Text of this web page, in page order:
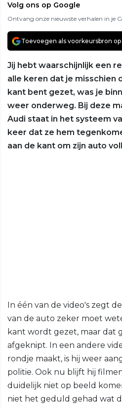
Volg ons op Google
Ontvang onze nieuwste verhalen in je
Toevoegen als voorkeursbron
Jij hebt waarschijnlijk een
alle keren dat je misschien
kant bent gezet, was je
weer onderweg. Bij deze
Audi staat in het systeem
keer dat ze hem
aan de kant om zijn auto
In één van de video's zegt
van de auto zeker moet
kant wordt gezet, maar dat
afgeknipt. In een andere
rondje maakt, is hij weer
politie. Ook nu blijft hij
duidelijk niet op beeld
niet het geduld gehad wat